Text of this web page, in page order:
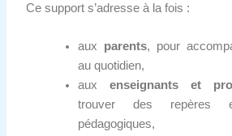
Ce support s’adresse à la fois :
aux parents, pour
au quotidien,
auxenseignants et
trouver des repères
pédagogiques,